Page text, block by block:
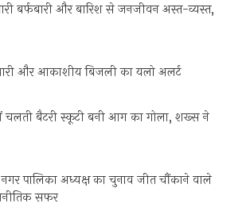
बर्फबारी और बारिश से जनजीवन अस्त-व्यस्त,
और आकाशीय बिजली का यलो अलर्ट
में चलती बैटरी स्कूटी बनी आग का गोला, शख्स ने
नगर पालिका अध्यक्ष का चुनाव जीत चौंकाने वाले
सफर